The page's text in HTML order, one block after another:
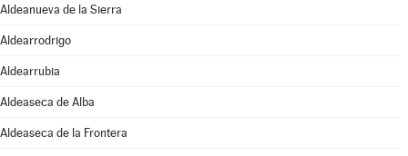
Aldeanueva de la Sierra
Aldearrodrigo
Aldearrubia
Aldeaseca de Alba
Aldeaseca de la Frontera